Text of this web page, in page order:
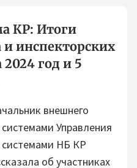
КР: Итоги
инспекторских
год и 5
внешнего
Управления
НБ КР
об участниках